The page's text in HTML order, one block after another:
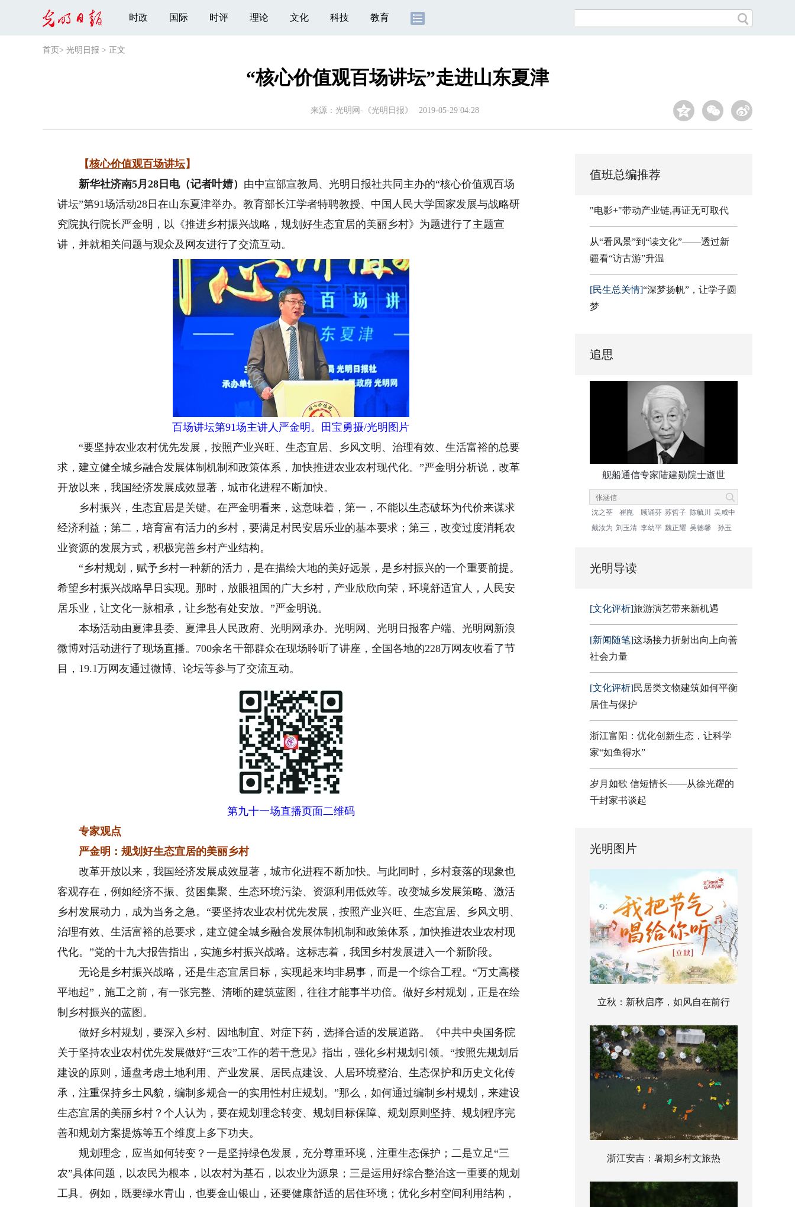
时政 国际 时评 理论 文化 科技 教育
首页 > 光明日报 > 正文
“核心价值观百场讲坛”走进山东夏津
来源： 光明网-《光明日报》 2019-05-29 04:28
【核心价值观百场讲坛】
新华社济南5月28日电（记者叶婧） 由中宣部宣教局、光明日报社共同主办的“核心价值观百场
讲坛”第91场活动28日在山东夏津举办。教育部长江学者特聘教授、中国人民大学国家发展与战略研
究院执行院长严金明，以《推进乡村振兴战略，规划好生态宜居的美丽乡村》为题进行了主题宣
讲，并就相关问题与观众及网友进行了交流互动。
百场讲坛第91场主讲人严金明。田宝勇摄/光明图片
“要坚持农业农村优先发展，按照产业兴旺、生态宜居、乡风文明、治理有效、生活富裕的总要
求，建立健全城乡融合发展体制机制和政策体系，加快推进农业农村现代化。”严金明分析说，改革
开放以来，我国经济发展成效显著，城市化进程不断加快。
乡村振兴，生态宜居是关键。在严金明看来，这意味着，第一，不能以生态破坏为代价来谋求
经济利益；第二，培育富有活力的乡村，要满足村民安居乐业的基本要求；第三，改变过度消耗农
业资源的发展方式，积极完善乡村产业结构。
“乡村规划，赋予乡村一种新的活力，是在描绘大地的美好远景，是乡村振兴的一个重要前提。
希望乡村振兴战略早日实现。那时，放眼祖国的广大乡村，产业欣欣向荣，环境舒适宜人，人民安
居乐业，让文化一脉相承，让乡愁有处安放。”严金明说。
本场活动由夏津县委、夏津县人民政府、光明网承办。光明网、光明日报客户端、光明网新浪
微博对活动进行了现场直播。700余名干部群众在现场聆听了讲座，全国各地的228万网友收看了节
目，19.1万网友通过微博、论坛等参与了交流互动。
第九十一场直播页面二维码
专家观点
严金明：规划好生态宜居的美丽乡村
改革开放以来，我国经济发展成效显著，城市化进程不断加快。与此同时，乡村衰落的现象也
客观存在，例如经济不振、贫困集聚、生态环境污染、资源利用低效等。改变城乡发展策略、激活
乡村发展动力，成为当务之急。“要坚持农业农村优先发展，按照产业兴旺、生态宜居、乡风文明、
治理有效、生活富裕的总要求，建立健全城乡融合发展体制机制和政策体系，加快推进农业农村现
代化。”党的十九大报告指出，实施乡村振兴战略。这标志着，我国乡村发展进入一个新阶段。
无论是乡村振兴战略，还是生态宜居目标，实现起来均非易事，而是一个综合工程。“万丈高楼
平地起”，施工之前，有一张完整、清晰的建筑蓝图，往往才能事半功倍。做好乡村规划，正是在绘
制乡村振兴的蓝图。
做好乡村规划，要深入乡村、因地制宜、对症下药，选择合适的发展道路。《中共中央国务院
关于坚持农业农村优先发展做好“三农”工作的若干意见》指出，强化乡村规划引领。“按照先规划后
建设的原则，通盘考虑土地利用、产业发展、居民点建设、人居环境整治、生态保护和历史文化传
承，注重保持乡土风貌，编制多规合一的实用性村庄规划。”那么，如何通过编制乡村规划，来建设
生态宜居的美丽乡村？个人认为，要在规划理念转变、规划目标保障、规划原则坚持、规划程序完
善和规划方案提炼等五个维度上多下功夫。
规划理念，应当如何转变？一是坚持绿色发展，充分尊重环境，注重生态保护；二是立足“三
农”具体问题，以农民为根本，以农村为基石，以农业为源泉；三是运用好综合整治这一重要的规划
工具。例如，既要绿水青山，也要金山银山，还要健康舒适的居住环境；优化乡村空间利用结构，
值班总编推荐
"电影+"带动产业链,再证无可取代
从“看风景”到“读文化”——透过新
疆看“访古游”升温
[民生总关情]“深梦扬帆”，让学子圆
梦
追思
舰船通信专家陆建勋院士逝世
沈之荃 崔崑 顾诵芬 苏哲子 陈毓川
吴咸中
戴汝为 刘玉清 李幼平 魏正耀 吴德馨 孙玉
光明导读
[文化评析]旅游演艺带来新机遇
[新闻随笔]这场接力折射出向上向善
社会力量
[文化评析]民居类文物建筑如何平衡
居住与保护
浙江富阳：优化创新生态，让科学
家“如鱼得水”
岁月如歌 信短情长——从徐光耀的
千封家书谈起
光明图片
立秋：新秋启序，如风自在前行
浙江安吉：暑期乡村文旅热